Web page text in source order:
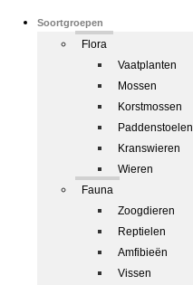
Soortgroepen
Flora
Vaatplanten
Mossen
Korstmossen
Paddenstoelen
Kranswieren
Wieren
Fauna
Zoogdieren
Reptielen
Amfibieën
Vissen